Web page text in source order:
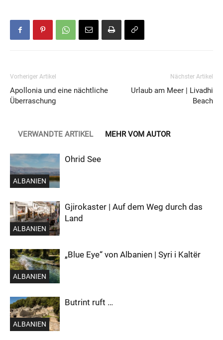
Vorheriger Artikel
Apollonia und eine nächtliche
Überraschung
Nächster Artikel
Urlaub am Meer | Livadhi
Beach
VERWANDTE ARTIKEL MEHR VOM AUTOR
ALBANIEN
Ohrid See
ALBANIEN
Gjirokaster | Auf dem Weg durch das
Land
ALBANIEN
„Blue Eye“ von Albanien | Syri i Kaltër
ALBANIEN
Butrint ruft …